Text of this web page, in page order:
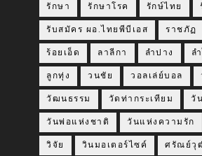
รักษา รักษาโรค รักษ์ไทย
รับสมัคร ผอ.ไทยพีบีเอส ราชภัฏ
ร้อยเอ็ด ลาลีกา ลำปาง ล
ลูกทุ่ง วนชัย วอลเล่ย์บอล
วัฒนธรรม วัดท่ากระเทียม วั
วันพ่อแห่งชาติ วันแห่งความรัก
วิจัย วินมอเตอร์ไซค์ ศรัณย์วุ